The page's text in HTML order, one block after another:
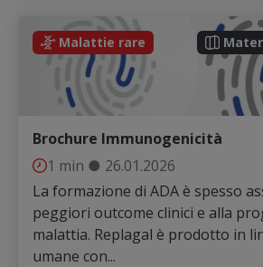
Malattie rare
Brochure Immunogenicità
1 min ● 26.01.2026
La formazione di ADA è spesso
peggiori outcome clinici e alla
malattia. Replagal è prodotto in
umane con...